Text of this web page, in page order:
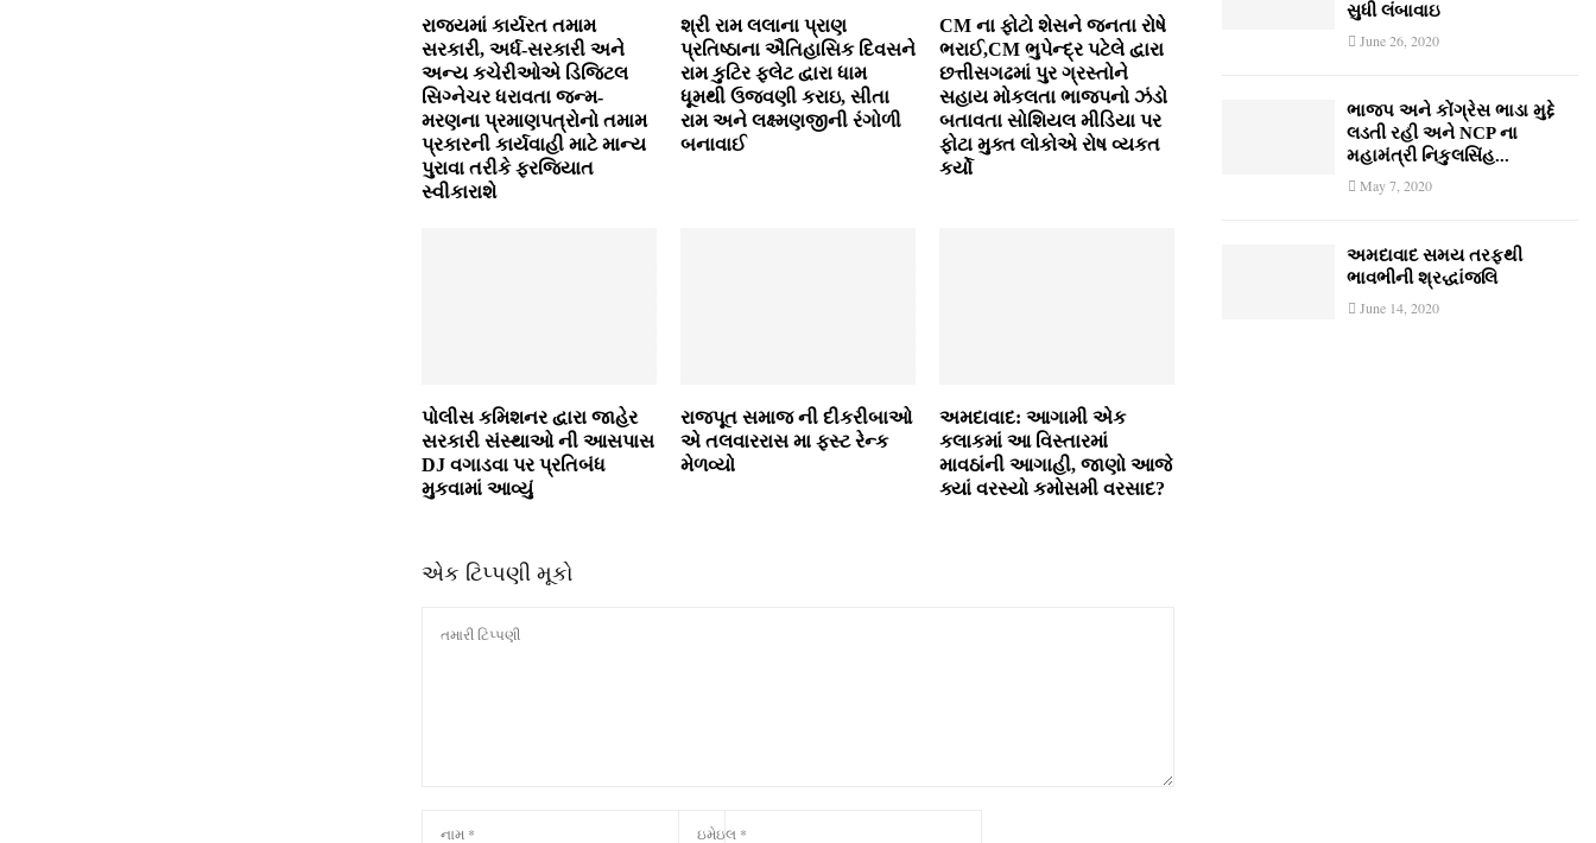
રાજ્યમાં કાર્યરત તમામ
સરકારી, અર્ધ-સરકારી અને
અન્ય કચેરીઓએ ડિજિટલ
સિગ્નેચર ધરાવતા જન્મ-
મરણના પ્રમાણપત્રોનો તમામ
પ્રકારની કાર્યવાહી માટે માન્ય
પુરાવા તરીકે ફરજિયાત
સ્વીકારાશે
શ્રી રામ લલાના પ્રાણ
પ્રતિષ્ઠાના ઐતિહાસિક દિવસને
રામ કુટિર ફ્લેટ દ્વારા ધામ
ધૂમથી ઉજવણી કરાઇ, સીતા
રામ અને લક્ષ્મણજીની રંગોળી
બનાવાઈ
CM ના ફોટો શેસને જનતા રોષે
ભરાઈ,CM ભુપેન્દ્ર પટેલે દ્વારા
છત્તીસગઢમાં પુર ગ્રસ્તોને
સહાય મોકલતા ભાજપનો ઝંડો
બતાવતા સોશિયલ મીડિયા પર
ફોટા મુક્ત લોકોએ રોષ વ્યકત
કર્યો
પોલીસ કમિશનર દ્વારા જાહેર
સરકારી સંસ્થાઓ ની આસપાસ
DJ વગાડવા પર પ્રતિબંધ
મુકવામાં આવ્યું
રાજપૂત સમાજ ની દીકરીબાઓ
એ તલવારરાસ મા ફસ્ટ રેન્ક
મેળવ્યો
અમદાવાદ: આગામી એક
કલાકમાં આ વિસ્તારમાં
માવઠાંની આગાહી, જાણો આજે
ક્યાં વરસ્યો કમોસમી વરસાદ?
એક ટિપ્પણી મૂકો
સુધી લંબાવાઇ
June 26, 2020
ભાજપ અને કોંગ્રેસ ભાડા મુદ્દે
લડતી રહી અને NCP ના
મહામંત્રી નિકુલસિંહ...
May 7, 2020
અમદાવાદ સમય તરફથી
ભાવભીની શ્રદ્ધાંજલિ
June 14, 2020